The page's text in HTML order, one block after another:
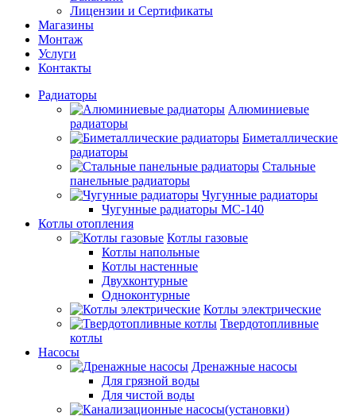
Лицензии и Сертификаты
Магазины
Монтаж
Услуги
Контакты
Радиаторы
Алюминиевые
радиаторы
Биметаллические
радиаторы
Стальные
панельные радиаторы
Чугунные радиаторы
Чугунные радиаторы МС-140
Котлы отопления
Котлы газовые
Котлы напольные
Котлы настенные
Двухконтурные
Одноконтурные
Котлы электрические
Твердотопливные
котлы
Насосы
Дренажные насосы
Для грязной воды
Для чистой воды